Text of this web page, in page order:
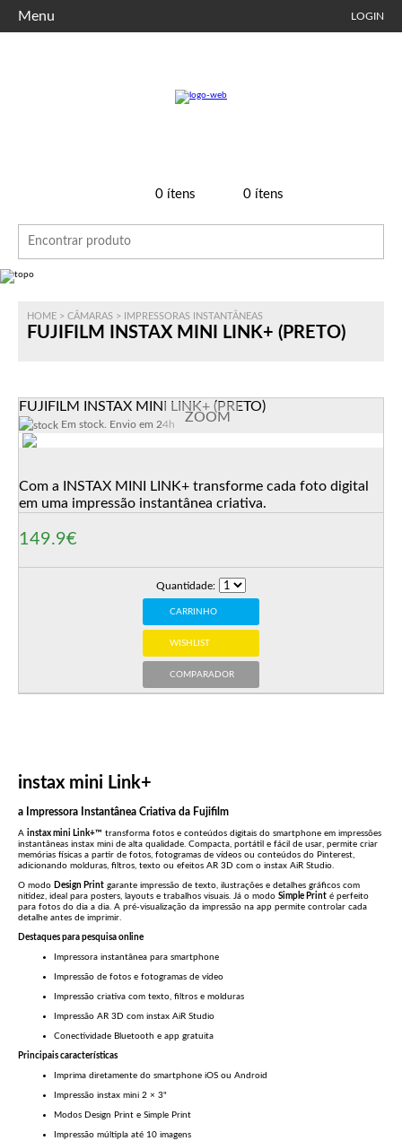
Menu LOGIN
0ítens 0ítens
HOME > CÂMARAS > IMPRESSORAS INSTANTÂNEAS
FUJIFILM INSTAX MINI LINK+ (PRETO)
FUJIFILM INSTAX MINI LINK+ (PRETO)
Em stock. Envio em 24h ZOOM
Com a INSTAX MINI LINK+ transforme cada foto digital
em uma impressão instantânea criativa.
149.9€
Quantidade:
CARRINHO
WISHLIST
COMPARADOR
instax mini Link+
a Impressora Instantânea Criativa da Fujifilm
A instax mini Link+™ transforma fotos e conteúdos digitais do smartphone em impressões
instantâneas instax mini de alta qualidade. Compacta, portátil e fácil de usar, permite criar
memórias físicas a partir de fotos, fotogramas de vídeos ou conteúdos do Pinterest,
adicionando molduras, filtros, texto ou efeitos AR 3D com o instax AiR Studio.
O modo Design Print garante impressão de texto, ilustrações e detalhes gráficos com
nitidez, ideal para posters, layouts e trabalhos visuais. Já o modo Simple Print é perfeito
para fotos do dia a dia. A pré-visualização da impressão na app permite controlar cada
detalhe antes de imprimir.
Destaques para pesquisa online
Impressora instantânea para smartphone
Impressão de fotos e fotogramas de vídeo
Impressão criativa com texto, filtros e molduras
Impressão AR 3D com instax AiR Studio
Conectividade Bluetooth e app gratuita
Principais características
Imprima diretamente do smartphone iOS ou Android
Impressão instax mini 2 × 3"
Modos Design Print e Simple Print
Impressão múltipla até 10 imagens